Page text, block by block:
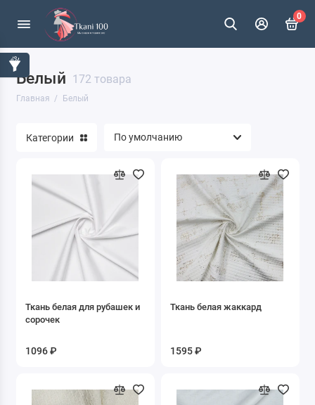
0
Белый 172 товара
Главная Белый
Категории
Ткань белая для рубашек и
сорочек
1096 ₽
Ткань белая жаккард
1595 ₽